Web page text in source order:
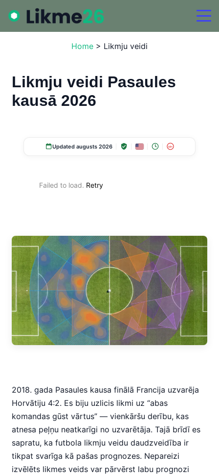
Home > Likmju veidi
Likmju veidi Pasaules
kausā 2026
Updated augusts 2026 18+
Failed to load. Retry
2018. gada Pasaules kausa finālā Francija uzvarēja
Horvātiju 4:2. Es biju uzlicis likmi uz “abas
komandas gūst vārtus” — vienkāršu derību, kas
atnesa peļņu neatkarīgi no uzvarētāja. Tajā brīdī es
sapratu, ka futbola likmju veidu daudzveidība ir
tikpat svarīga kā pašas prognozes. Nepareizi
izvēlēts likmes veids var pārvērst labu prognozi